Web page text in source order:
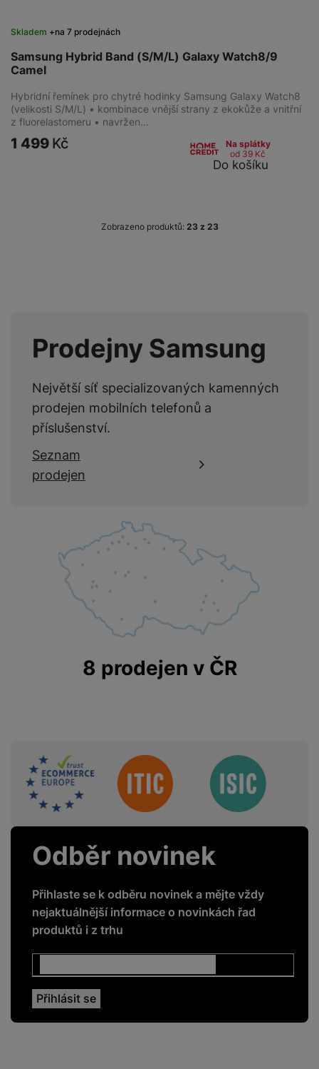
Samsung Hybrid Band (S/M/L) Galaxy Watch8/9
Camel
Skladem na 7 prodejnách
Hybridní řemínek pro chytré hodinky Samsung Galaxy Watch8
(velikosti S/M/L) • kombinace vnější strany z ekokůže a vnitřní
z fluorelastomeru • navržen…
1 499 Kč
Na splátky
od 39 Kč
Do košíku
Zobrazeno produktů: z 23
Prodejny Samsung
Největší síť specializovaných kamenných
prodejen mobilních telefonů a
příslušenství.
Seznam
prodejen
8 prodejen v ČR
Sdružení
Odběr novinek
Přihlaste se k odběru novinek a mějte vždy
nejaktuálnější informace o novinkách řad
produktů i z trhu